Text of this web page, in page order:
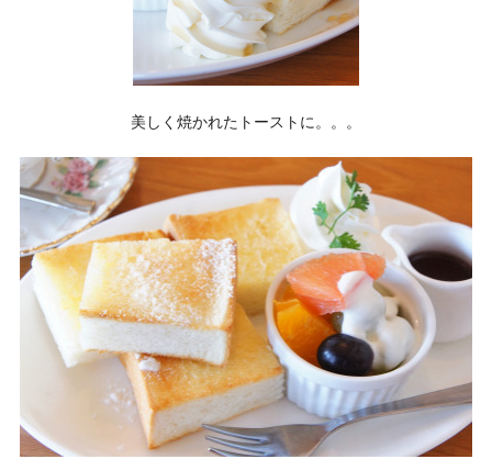
美しく焼かれたトーストに。。。